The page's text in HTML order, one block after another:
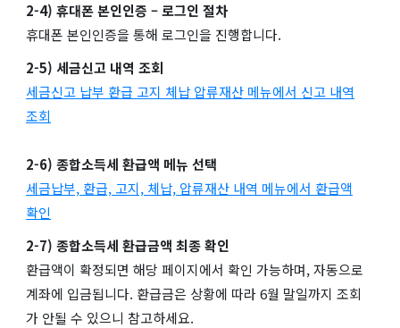
2-4) 휴대폰 본인인증 – 로그인 절차
휴대폰 본인인증을 통해 로그인을 진행합니다.
2-5) 세금신고 내역 조회
세금신고 납부 환급 고지 체납 압류재산 메뉴에서 신고 내역
조회
2-6) 종합소득세 환급액 메뉴 선택
세금납부, 환급, 고지, 체납, 압류재산 내역 메뉴에서 환급액
확인
2-7) 종합소득세 환급금액 최종 확인
환급액이 확정되면 해당 페이지에서 확인 가능하며, 자동으로
계좌에 입금됩니다. 환급금은 상황에 따라 6월 말일까지 조회
가 안될 수 있으니 참고하세요.